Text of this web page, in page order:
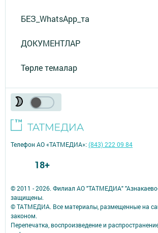
БЕЗ_WhatsApp_та
ДОКУМЕНТЛАР
Төрле темалар
© 2011 - 2026. Филиал АО "ТАТМЕДИА"
защищены.
© ТАТМЕДИА. Все материалы, размещенные на
законом.
Перепечатка, воспроизведение и
Телефон АО «ТАТМЕДИА»:(843) 222 09 84
18+